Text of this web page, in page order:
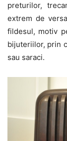
preturilor,
extrem de
fildesul, motiv
bijuteriilor, prin
sau saraci.